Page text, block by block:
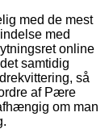
med de mest
med
online
samtidig
så
af Pære
om man